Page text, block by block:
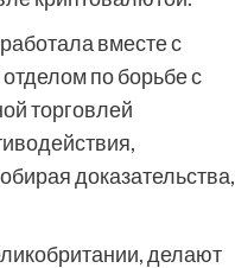
вместе с
по борьбе с
торговлей
доказательства,
делают